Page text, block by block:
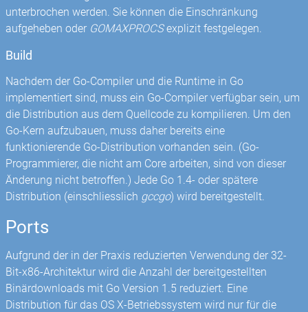
unterbrochen werden. Sie können die Einschränkung
aufgeheben oder GOMAXPROCSexplizit festgelegen.
Build
Nachdem der Go-Compiler und die Runtime in Go
implementiert sind, muss ein Go-Compiler verfügbar sein, um
die Distribution aus dem Quellcode zu kompilieren. Um den
Go-Kern aufzubauen, muss daher bereits eine
funktionierende Go-Distribution vorhanden sein. (Go-
Programmierer, die nicht am Core arbeiten, sind von dieser
Änderung nicht betroffen.) Jede Go 1.4- oder spätere
Distribution (einschliesslich gccgo) wird bereitgestellt.
Ports
Aufgrund der in der Praxis reduzierten Verwendung der 32-
Bit-x86-Architektur wird die Anzahl der bereitgestellten
Binärdownloads mit Go Version 1.5 reduziert. Eine
Distribution für das OS X-Betriebssystem wird nur für die